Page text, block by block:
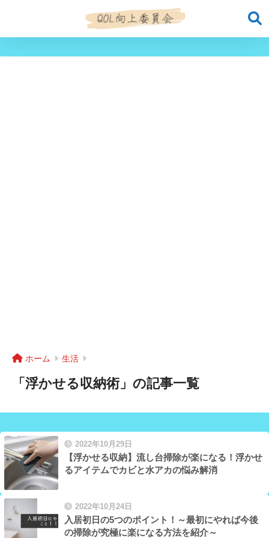
ホーム 生活
「浮かせる収納術」の記事一覧
2022年10月29日
【浮かせる収納】流し台掃除が楽になる！浮かせ
るアイテムでカビと水アカの悩み解消
2022年10月24日
入居初日の5つのポイント！～最初にやれば今後
の掃除が究極に楽になる方法を紹介～